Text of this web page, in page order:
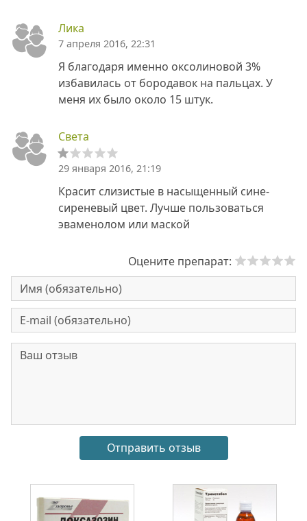
Лика
7 апреля 2016, 22:31
Я благодаря именно оксолиновой 3%
избавилась от бородавок на пальцах. У
меня их было около 15 штук.
Света
29 января 2016, 21:19
Красит слизистые в насыщенный сине-
сиреневый цвет. Лучше пользоваться
эваменолом или маской
Оцените препарат: